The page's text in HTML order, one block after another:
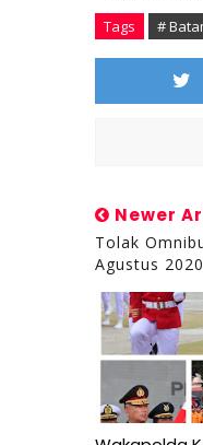
Tags #
Newer
Tolak
Agustus 2020